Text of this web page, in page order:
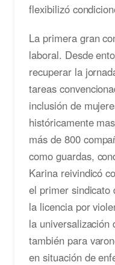
flexibilizó
La primera gran
laboral. Desde
recuperar la
tareas
inclusión de
históricamente
más de 800
como guardas,
Karina reivindicó
el primer sindicato
la licencia por
la universalización
también para
en situación de